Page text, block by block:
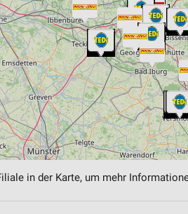
in der Karte, um mehr